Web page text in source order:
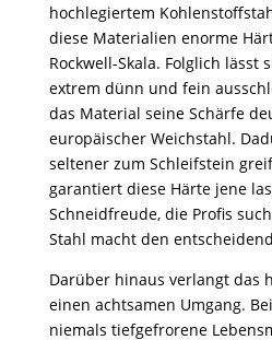
hochlegiertem
diese Materialien enorme
Rockwell-Skala. Folglich lässt
extrem dünn und fein
das Material seine Schärfe
europäischer Weichstahl.
seltener zum Schleifstein
garantiert diese Härte jene
Schneidfreude, die Profis
Stahl macht den
Darüber hinaus verlangt das
einen achtsamen Umgang.
niemals tiefgefrorene